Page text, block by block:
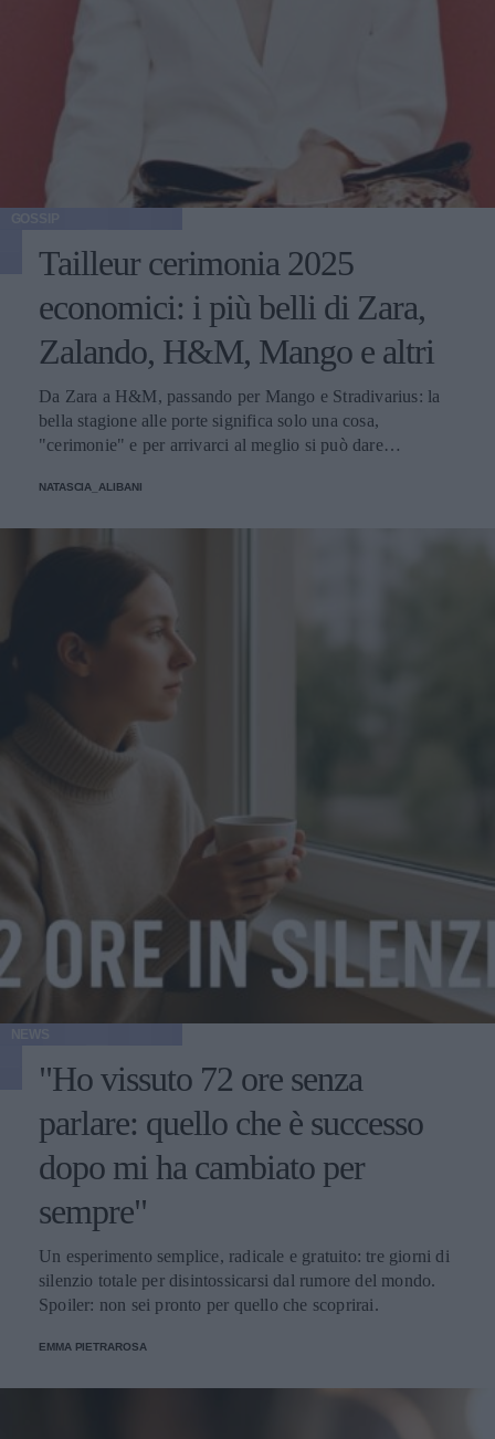
Tailleur cerimonia 2025
economici: i più belli di Zara,
Zalando, H&M, Mango e altri
Da Zara a H&M, passando per Mango e Stradivarius: la
bella stagione alle porte significa solo una cosa,
"cerimonie" e per arrivarci al meglio si può dare
NATASCIA_ALIBANI
"Ho vissuto 72 ore senza
parlare: quello che è successo
dopo mi ha cambiato per
sempre"
Un esperimento semplice, radicale e gratuito: tre giorni di
silenzio totale per disintossicarsi dal rumore del mondo.
Spoiler: non sei pronto per quello che scoprirai.
EMMA PIETRAROSA